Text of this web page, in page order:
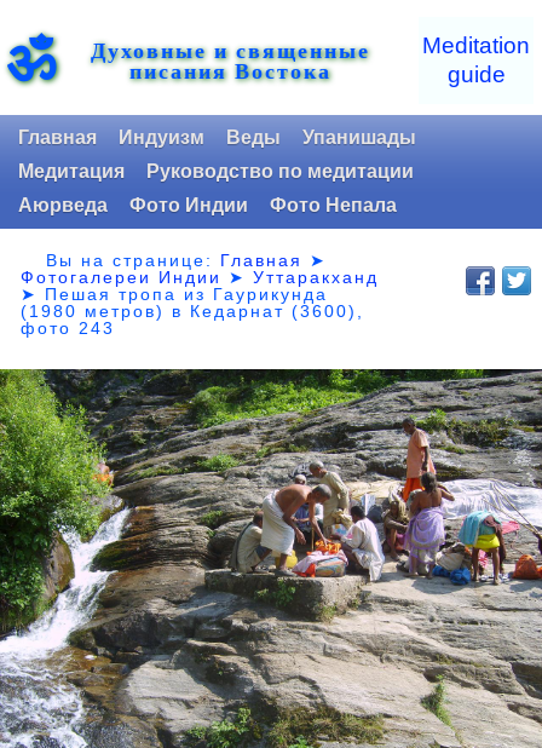
ॐ Духовные и священные
писания Востока
Meditation
guide
Главная Индуизм Веды
Упанишады
Медитация
Руководство по медитации
Аюрведа
Фото Индии Фото Непала
Вы на странице: Главная
➤
Фотогалереи Индии
➤Уттаракханд
➤ Пешая тропа из Гаурикунда
(1980 метров) в Кедарнат (3600),
фото 243